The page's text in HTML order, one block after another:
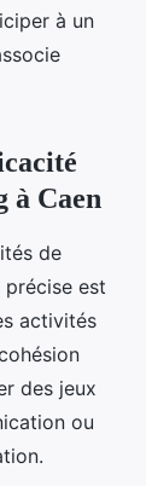
à un
à Caen
de
est
activités
des jeux
ou